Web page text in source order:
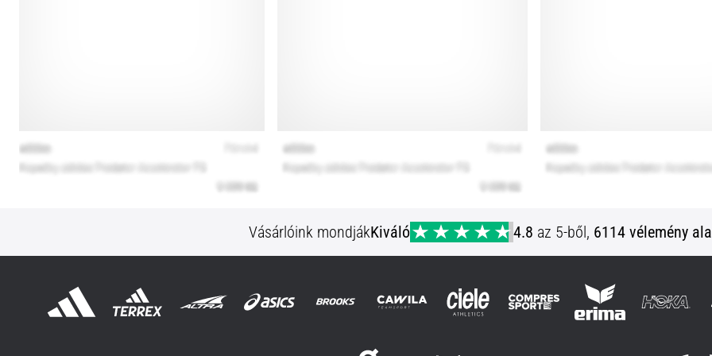
Vásárlóink mondjákKiváló 4.8 az 5-ből, 6114 vélemény